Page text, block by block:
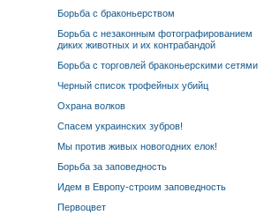
Борьба с браконьерством
Борьба с незаконным фотографированием
диких животных и их контрабандой
Борьба с торговлей браконьерскими сетями
Черный список трофейных убийц
Охрана волков
Спасем украинских зубров!
Мы против живых новогодних елок!
Борьба за заповедность
Идем в Европу-строим заповедность
Первоцвет